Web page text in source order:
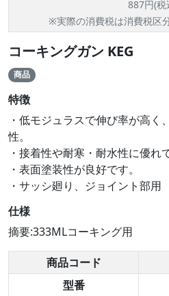
887円(税
※実際の消費税は消費税区
コーキングガン KEG
商品
特徴
・低モジュラスで伸び率が高く
性。
・接着性や耐寒・耐水性に優れ
・表面塗装性が良好です。
・サッシ廻り、ジョイント部用
仕様
摘要:333MLコーキング用
商品コード
型番